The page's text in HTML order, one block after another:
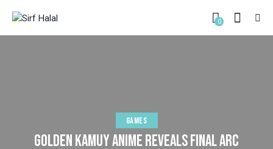
0
GAMES
GOLDEN KAMUY ANIME REVEALS FINAL ARC